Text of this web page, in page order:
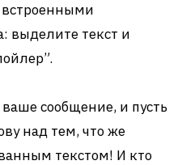
встроенными
выделите текст и
сообщение, и пусть
над тем, что же
текстом! И кто